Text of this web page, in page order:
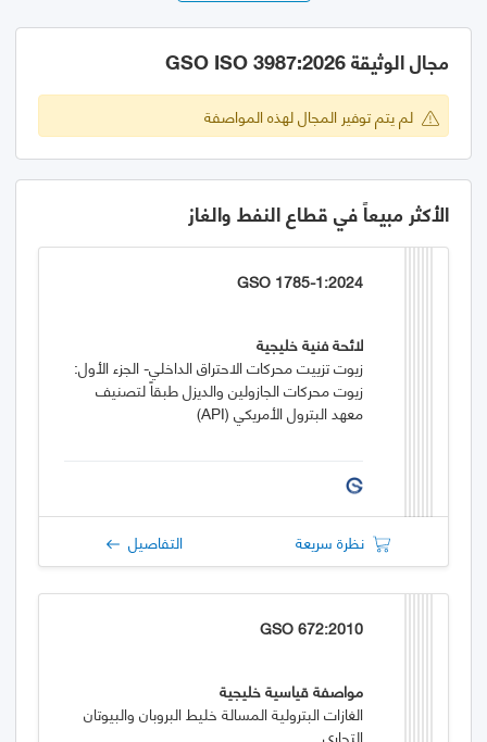
مجال الوثيقة GSO ISO 3987:2026
لم يتم توفير المجال لهذه المواصفة
الأكثر مبيعاً في قطاع النفط والغاز
GSO 1785-1:2024
لائحة فنية خليجية
زيوت تزييت محركات الاحتراق الداخلي- الجزء الأول:
زيوت محركات الجازولين والديزل طبقاً لتصنيف
معهد البترول الأمريكي (API)
نظرة سريعة التفاصيل
GSO 672:2010
مواصفة قياسية خليجية
الغازات البترولية المسالة خليط البروبان والبيوتان
التجاري